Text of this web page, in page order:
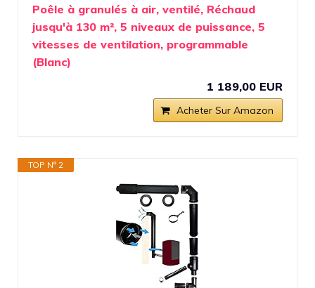
Poêle à granulés à air, ventilé, Réchaud
jusqu'à 130 m², 5 niveaux de puissance, 5
vitesses de ventilation, programmable
(Blanc)
1 189,00 EUR
Acheter Sur Amazon
TOP N° 2